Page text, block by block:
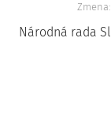
Národná rada